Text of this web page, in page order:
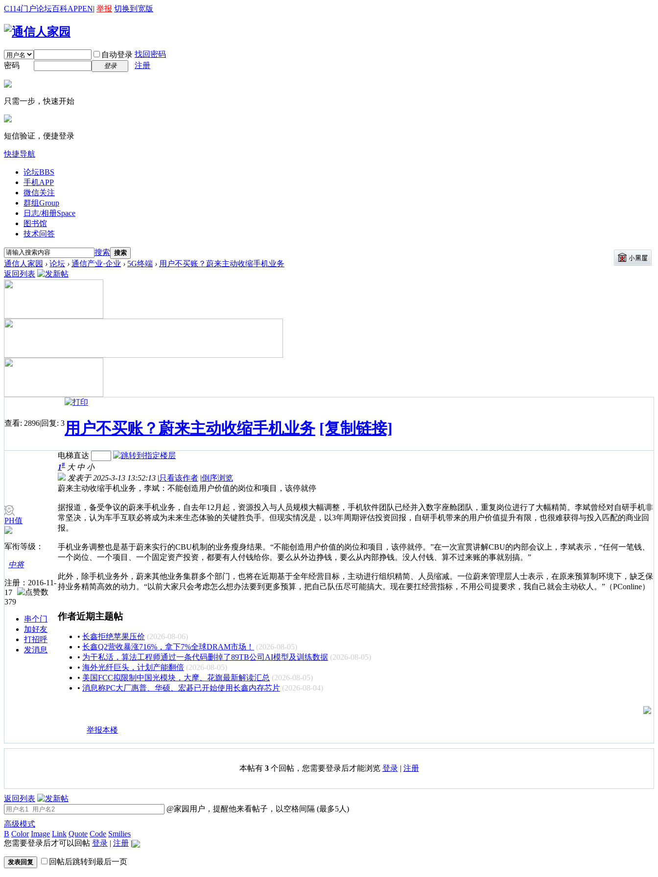
C114门户论坛百科APPEN| 举报 切换到宽版
自动登录 找回密码
密码
登录 注册
只需一步，快速开始
短信验证，便捷登录
快捷导航
论坛BBS
手机APP
微信关注
群组Group
日志/相册Space
图书馆
技术问答
搜索 搜索
通信人家园 › 论坛 › 通信产业·企业 › 5G终端 › 用户不买账？蔚来主动收缩手机业务
返回列表
查看: 2896|回复: 3用户不买账？蔚来主动收缩手机业务 [复制链接]
PH值
军衔等级：
中将
注册：2016-11-
17
379
串个门
加好友
打招呼
发消息
电梯直达
1# 大 中 小
发表于 2025-3-13 13:52:13 |只看该作者 |倒序浏览
蔚来主动收缩手机业务，李斌：不能创造用户价值的岗位和项目，该停就停
据报道，备受争议的蔚来手机业务，自去年12月起，资源投入与人员规模大幅调整，手机软件团队已经并入数字座舱团队，重复岗位进行了大幅精简。李斌曾经对自研手机非
常坚决，认为车手互联必将成为未来生态体验的关键胜负手。但现实情况是，以3年周期评估投资回报，自研手机带来的用户价值提升有限，也很难获得与投入匹配的商业回
报。
手机业务调整也是基于蔚来实行的CBU机制的业务瘦身结果。“不能创造用户价值的岗位和项目，该停就停。”在一次宣贯讲解CBU的内部会议上，李斌表示，“任何一笔钱、
一个岗位、一个项目、一个固定资产投资，都要有人付钱给你。要么从外边挣钱，要么从内部挣钱。没人付钱、算不过来账的事就别搞。”
此外，除手机业务外，蔚来其他业务集群多个部门，也将在近期基于全年经营目标，主动进行组织精简、人员缩减。一位蔚来管理层人士表示，在原来预算制环境下，缺乏保
持业务精简高效的动力。“以前大家只会考虑怎么想办法要到更多预算，把自己队伍尽可能搞大。现在要扛经营指标，不用公司提要求，我自己就会主动砍人。”（PConline）
作者近期主题帖
• 长鑫拒绝苹果压价 (2026-08-06)
• 长鑫Q2营收暴涨716%，拿下7%全球DRAM市场！
(2026-08-05)
• 为干私活，算法工程师通过一条代码删掉了89TB公司AI模型及训练数据 (2026-08-05)
• 海外光纤巨头，计划产能翻倍 (2026-08-05)
• 美国FCC拟限制中国光模块，大摩、花旗最新解读汇总 (2026-08-05)
• 消息称PC大厂惠普、华硕、宏碁已开始使用长鑫内存芯片 (2026-08-04)
举报本楼
本帖有 3个回帖，您需要登录后才能浏览 登录| 注册
返回列表
@家园用户，提醒他来看帖子，以空格间隔 (最多5人)
高级模式
B Color Image Link Quote Code Smilies
您需要登录后才可以回帖 登录 | 注册 |
发表回复 回帖后跳转到最后一页